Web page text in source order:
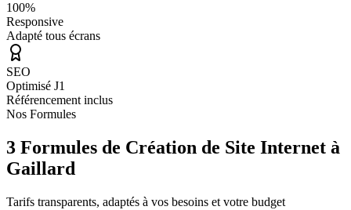
100%
Responsive
Adapté tous écrans
SEO
Optimisé J1
Référencement inclus
Nos Formules
3 Formules de Création de Site Internet à
Gaillard
Tarifs transparents, adaptés à vos besoins et votre budget